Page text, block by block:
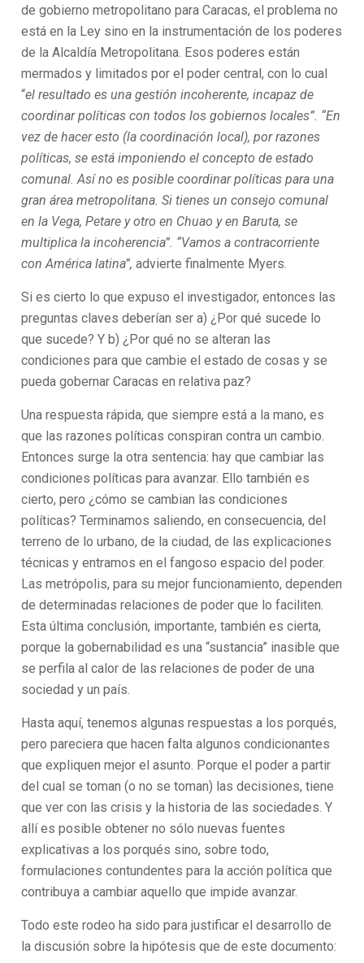
de gobierno metropolitano para Caracas, el problema no
está en la Ley sino en la instrumentación de los poderes
de la Alcaldía Metropolitana. Esos poderes están
mermados y limitados por el poder central, con lo cual
“el resultado es una gestión incoherente, incapaz de
coordinar políticas con todos los gobiernos locales”. “En
vez de hacer esto (la coordinación local), por razones
políticas, se está imponiendo el concepto de estado
comunal. Así no es posible coordinar políticas para una
gran área metropolitana. Si tienes un consejo comunal
en la Vega, Petare y otro en Chuao y en Baruta, se
multiplica la incoherencia”. “Vamos a contracorriente
con América latina”, advierte finalmente Myers.
Si es cierto lo que expuso el investigador, entonces las
preguntas claves deberían ser a) ¿Por qué sucede lo
que sucede? Y b) ¿Por qué no se alteran las
condiciones para que cambie el estado de cosas y se
pueda gobernar Caracas en relativa paz?
Una respuesta rápida, que siempre está a la mano, es
que las razones políticas conspiran contra un cambio.
Entonces surge la otra sentencia: hay que cambiar las
condiciones políticas para avanzar. Ello también es
cierto, pero ¿cómo se cambian las condiciones
políticas? Terminamos saliendo, en consecuencia, del
terreno de lo urbano, de la ciudad, de las explicaciones
técnicas y entramos en el fangoso espacio del poder.
Las metrópolis, para su mejor funcionamiento, dependen
de determinadas relaciones de poder que lo faciliten.
Esta última conclusión, importante, también es cierta,
porque la gobernabilidad es una “sustancia” inasible que
se perfila al calor de las relaciones de poder de una
sociedad y un país.
Hasta aquí, tenemos algunas respuestas a los porqués,
pero pareciera que hacen falta algunos condicionantes
que expliquen mejor el asunto. Porque el poder a partir
del cual se toman (o no se toman) las decisiones, tiene
que ver con las crisis y la historia de las sociedades. Y
allí es posible obtener no sólo nuevas fuentes
explicativas a los porqués sino, sobre todo,
formulaciones contundentes para la acción política que
contribuya a cambiar aquello que impide avanzar.
Todo este rodeo ha sido para justificar el desarrollo de
la discusión sobre la hipótesis que de este documento: